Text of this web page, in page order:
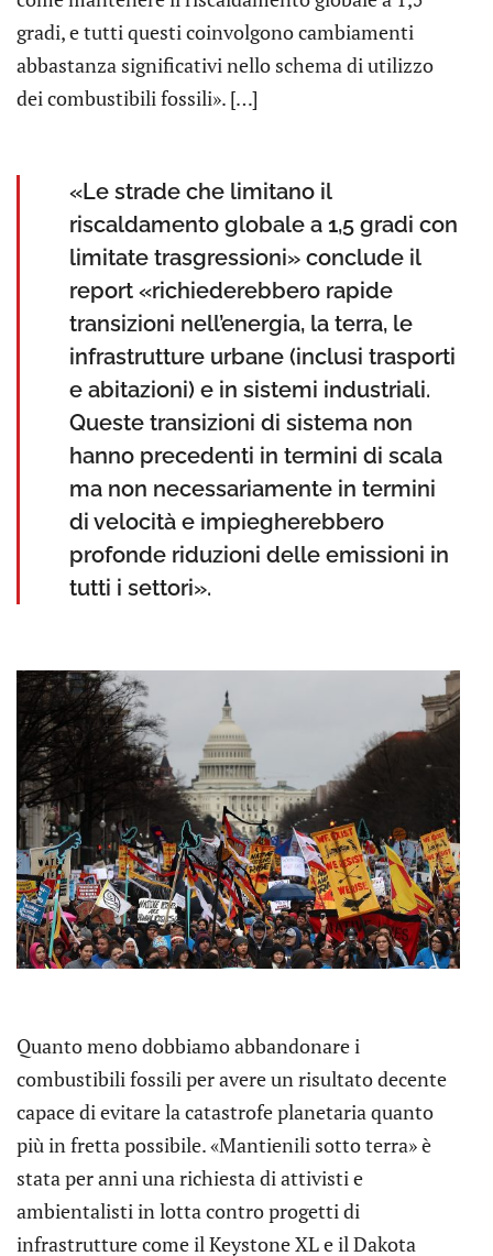
gradi, e tutti questi coinvolgono cambiamenti
abbastanza significativi nello schema di utilizzo
dei combustibili fossili». […]
«Le strade che limitano il
riscaldamento globale a 1,5 gradi con
limitate trasgressioni» conclude il
report «richiederebbero rapide
transizioni nell’energia, la terra, le
infrastrutture urbane (inclusi trasporti
e abitazioni) e in sistemi industriali.
Queste transizioni di sistema non
hanno precedenti in termini di scala
ma non necessariamente in termini
di velocità e impiegherebbero
profonde riduzioni delle emissioni in
tutti i settori».
Quanto meno dobbiamo abbandonare i
combustibili fossili per avere un risultato decente
capace di evitare la catastrofe planetaria quanto
più in fretta possibile. «Mantienili sotto terra» è
stata per anni una richiesta di attivisti e
ambientalisti in lotta contro progetti di
infrastrutture come il Keystone XL e il Dakota